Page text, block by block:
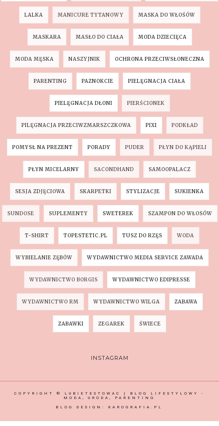
LALKA MANICURE TYTANOWY MASKA DO WŁOŚÓW
MASKARA MASŁO DO CIAŁA MODA DZIECIĘCA
MODA MĘSKA NASZYJNIK OCHRONA PRZECIWSŁONECZNA
PARENTING PAZNOKCIE PIELĘGNACJA CIAŁA
PIELĘGNACJA DŁONI PIERŚCIONEK
PILĘGNACJA PRZECIWZMARSZCZKOWA PIXI PODKŁAD
POMYSŁ NA PREZENT PORADY PUDER PŁYN DO KĄPIELI
PŁYN MICELARNY SACONDHAND SAMOOPALACZ
SESJA ZDJĘCIOWA SKARPETKI STYLIZACJE SUKIENKA
SUNDOSE SUPLEMENTY SWETEREK SZAMPON DO WŁOSÓW
T-SHIRT TOPESTETIC.PL TUSZ DO RZĘS WODA
WYBIELANIE ZĘBÓW WYDAWNICTWO MEDIA SERVICE ZAWADA
WYDAWNICTWO BORGIS WYDAWNICTWO EDIPRESSE
WYDAWNICTWO RM WYDAWNICTWO WILGA ZABAWA
ZABAWKI ZEGAREK ŚWIECE
INSTAGRAM
COPYRIGHT © LUBIETESTOWAC | BLOG LIFESTYLOWY -
MODA, URODA, PARENTING
BLOG DESIGN: KAROGRAFIA.PL